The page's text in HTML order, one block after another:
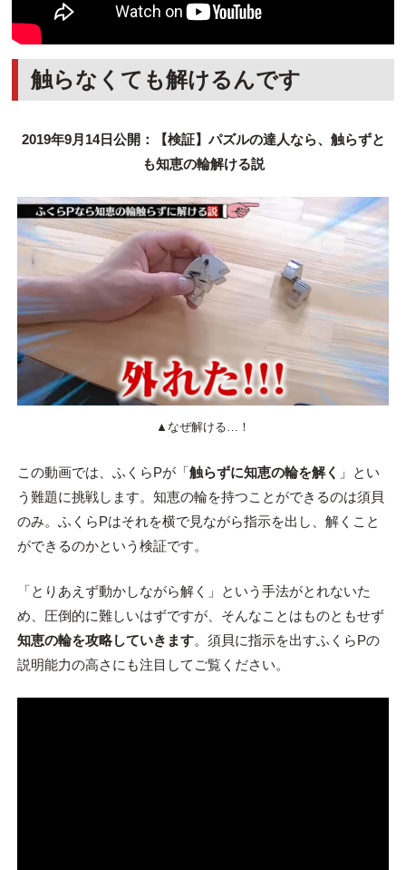
触らなくても解けるんです
2019年9月14日公開：【検証】パズルの達人なら、触らずと
も知恵の輪解ける説
▲なぜ解ける…！
この動画では、ふくらPが「触らずに知恵の輪を解く 」とい
う難題に挑戦します。知恵の輪を持つことができるのは須貝
のみ。ふくらPはそれを横で見ながら指示を出し、解くこと
ができるのかという検証です。
「とりあえず動かしながら解く」という手法がとれないた
め、圧倒的に難しいはずですが、そんなことはものともせず
知恵の輪を攻略していきます。須貝に指示を出すふくらPの
説明能力の高さにも注目してご覧ください。